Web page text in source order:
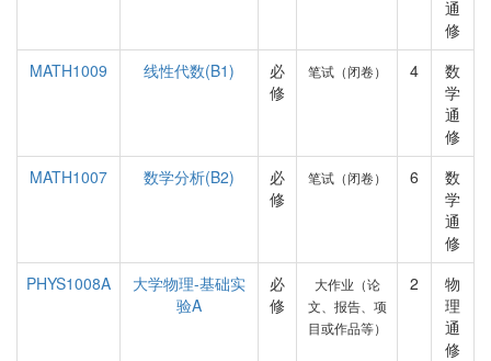
通
修
MATH1009
线性代数(B1)
必
修
笔试（闭卷） 4
数
学
通
修
MATH1007
数学分析(B2)
必
修
笔试（闭卷） 6
数
学
通
修
PHYS1008A
大学物理-基础实
验A
必
修
大作业（论
文、报告、项
目或作品等）
2
物
理
通
修